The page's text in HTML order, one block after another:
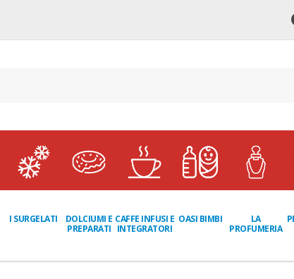
I SURGELATI
DOLCIUMI E
PREPARATI
CAFFE INFUSI E
INTEGRATORI
OASI BIMBI
LA
PROFUMERIA